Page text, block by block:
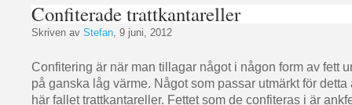
Confiterade trattkantareller
Skriven av Stefan, 9 juni, 2012
Confitering är när man tillagar något i någon form av fett
på ganska låg värme. Något som passar utmärkt för detta
här fallet trattkantareller. Fettet som de confiteras i är